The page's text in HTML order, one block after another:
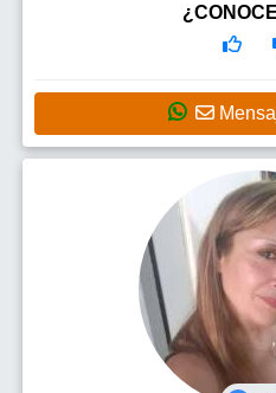
Me gustaría hacer amigos
afines y regulares los fines de
predispuesta si se diera una